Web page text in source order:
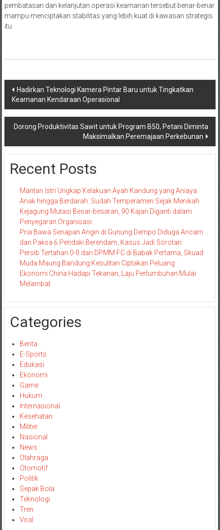
pembatasan dan kelanjutan operasi keamanan tersebut benar-benar
mampu menciptakan stabilitas yang lebih kuat di kawasan strategis
itu.
Navigasi
pos
Hadirkan Teknologi Kamera Pintar Baru untuk Tingkatkan
Keamanan Kendaraan Operasional
Dorong Produktivitas Sawit untuk Program B50, Petani Diminta
Maksimalkan Peremajaan Perkebunan
Recent Posts
Mantan Istri Ungkap Kelakuan Ayah Kandung yang Aniaya
Anak hingga Berdarah: Sudah Temperamen Sejak Menikah
Kejagung Mutasi Besar-besaran, 90 Kajari Diganti dalam
Penyegaran Organisasi
Pria Bawa Senapan Angin di Gunung Dempo Diduga Ancam
dan Paksa 6 Pendaki Berendam, Kasus Jadi Sorotan
Persib Tertahan 0-0 dari DPMM FC di Babak Pertama, Skuad
Muda Maung Bandung Kesulitan Ciptakan Peluang
Ekonomi China Hadapi Tekanan, Laju Pertumbuhan Mulai
Melambat
Categories
Berita
E-Sports
Edukasi
Ekonomi
Game
Hukum
Internasional
Kesehatan
Militer
Nasional
News
Olahraga
Otomotif
Politik
Sepak Bola
Teknologi
Tren
Viral